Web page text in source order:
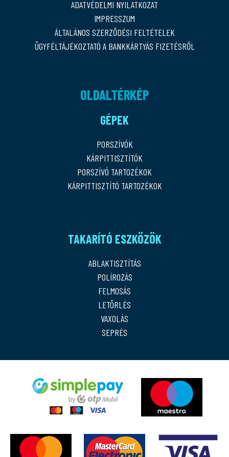
ADATVÉDELMI NYILATKOZAT
IMPRESSZUM
ÁLTALÁNOS SZERZŐDÉSI FELTÉTELEK
ÜGYFÉLTÁJÉKOZTATÓ A BANKKÁRTYÁS FIZETÉSRŐL
OLDALTÉRKÉP
GÉPEK
PORSZÍVÓK
KÁRPITTISZTÍTÓK
PORSZÍVÓ TARTOZÉKOK
KÁRPITTISZTÍTÓ TARTOZÉKOK
TAKARÍTÓ ESZKÖZÖK
ABLAKTISZTÍTÁS
POLÍROZÁS
FELMOSÁS
LETÖRLÉS
VAXOLÁS
SEPRÉS